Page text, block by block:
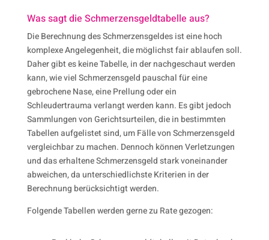
Was sagt die Schmerzens­geld­tabelle aus?
Die Berechnung des Schmerzensgeldes ist eine hoch
komplexe Angelegenheit, die möglichst fair ablaufen soll.
Daher gibt es keine Tabelle, in der nachgeschaut werden
kann, wie viel Schmerzensgeld pauschal für eine
gebrochene Nase, eine Prellung oder ein
Schleudertrauma verlangt werden kann. Es gibt jedoch
Sammlungen von Gerichtsurteilen, die in bestimmten
Tabellen aufgelistet sind, um Fälle von Schmerzensgeld
vergleichbar zu machen. Dennoch können Verletzungen
und das erhaltene Schmerzensgeld stark voneinander
abweichen, da unterschiedlichste Kriterien in der
Berechnung berücksichtigt werden.
Folgende Tabellen werden gerne zu Rate gezogen: